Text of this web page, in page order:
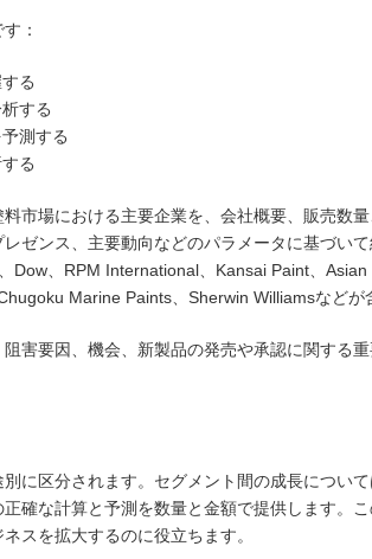
：
る
する
測する
る
市場における主要企業を、会社概要、販売数
ゼンス、主要動向などのパラメータに基づい
Dow、RPM International、Kansai Paint、
Marine Paints、Sherwin Williamsなどが
害要因、機会、新製品の発売や承認に関する
に区分されます。セグメント間の成長につい
確な計算と予測を数量と金額で提供します。
スを拡大するのに役立ちます。